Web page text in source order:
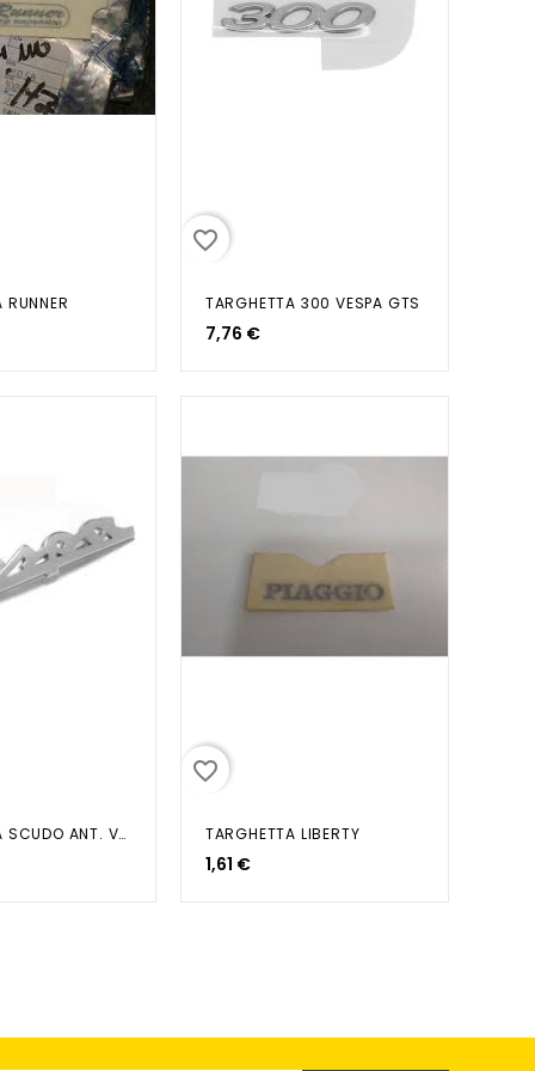
RUNNER
favorite_border
TARGHETTA 300 VESPA GTS
7,76 €
TARGHETTA SCUDO ANT. VESPA
favorite_border
TARGHETTA LIBERTY
1,61 €